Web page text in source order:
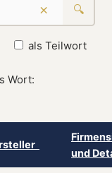
× 🔍
als Teilwort
Wort:
und